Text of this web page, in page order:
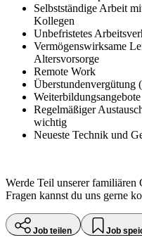
Selbstständige Arbeit
Kollegen
Unbefristetes
Vermögenswirksame
Altersvorsorge
Remote Work
Überstundenvergütung
Weiterbildungsangebote
Regelmäßiger
wichtig
Neueste Technik und
Werde Teil unserer
Fragen kannst du uns gerne
Job teilen Job